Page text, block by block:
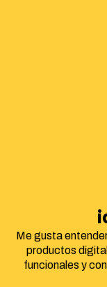
Me gusta
productos
funcionales y